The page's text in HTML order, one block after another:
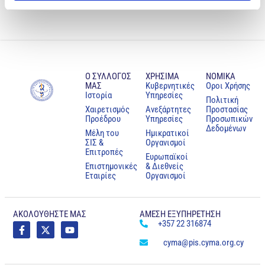
Ο ΣΥΛΛΟΓΟΣ
ΜΑΣ
Ιστορία
Χαιρετισμός
Προέδρου
Μέλη του
ΣΙΣ &
Επιτροπές
Επιστημονικές
Εταιρίες
ΧΡΗΣΙΜΑ
Κυβερνητικές
Υπηρεσίες
Ανεξάρτητες
Υπηρεσίες
Ημικρατικοί
Οργανισμοί
Ευρωπαϊκοί
& Διεθνείς
Οργανισμοί
NOMIKA
Oροι Χρήσης
Πολιτική
Προστασίας
Προσωπικών
Δεδομένων
ΑΚΟΛΟΥΘΗΣΤΕ ΜΑΣ
ΑΜΕΣΗ ΕΞΥΠΗΡΕΤΗΣΗ
+357 22 316874
cyma@pis.cyma.org.cy